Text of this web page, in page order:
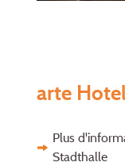
arte
Plus
Stadthalle